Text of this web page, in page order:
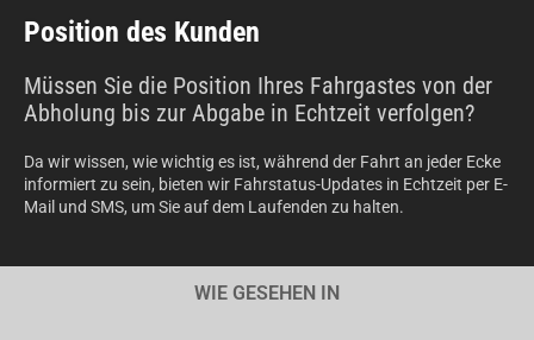
Position des Kunden
Müssen Sie die Position Ihres Fahrgastes von der
Abholung bis zur Abgabe in Echtzeit verfolgen?
Da wir wissen, wie wichtig es ist, während der Fahrt an jeder Ecke
informiert zu sein, bieten wir Fahrstatus-Updates in Echtzeit per E-
Mail und SMS, um Sie auf dem Laufenden zu halten.
WIE GESEHEN IN